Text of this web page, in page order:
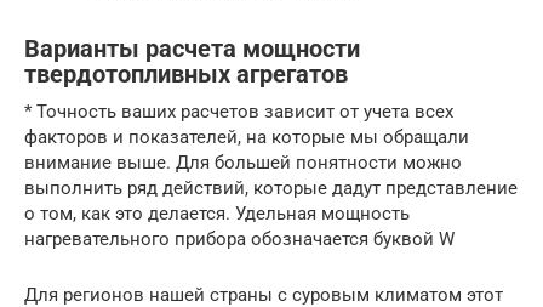
Варианты расчета мощности
твердотопливных агрегатов
* Точность ваших расчетов зависит от учета всех
факторов и показателей, на которые мы обращали
внимание выше. Для большей понятности можно
выполнить ряд действий, которые дадут представление
о том, как это делается. Удельная мощность
нагревательного прибора обозначается буквой W
Для регионов нашей страны с суровым климатом этот